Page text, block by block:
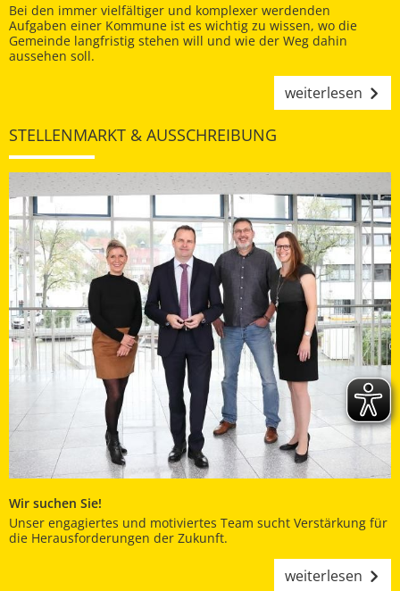
Bei den immer vielfältiger und komplexer werdenden
Aufgaben einer Kommune ist es wichtig zu wissen, wo die
Gemeinde langfristig stehen will und wie der Weg dahin
aussehen soll.
weiterlesen
STELLENMARKT & AUSSCHREIBUNG
Wir suchen Sie!
Unser engagiertes und motiviertes Team sucht Verstärkung für
die Herausforderungen der Zukunft.
weiterlesen